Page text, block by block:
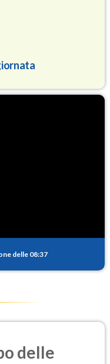
delle 08:37
delle